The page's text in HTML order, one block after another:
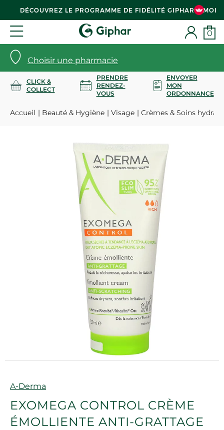
DÉCOUVREZ LE PROGRAMME DE FIDÉLITÉ GIPHAR & MOI
Choisir une pharmacie
0
CLICK &
COLLECT
PRENDRE
RENDEZ-
VOUS
ENVOYER
MON
ORDONNANCE
Accueil Beauté & Hygiène Visage Crèmes & Soins
Marque
A-Derma
EXOMEGA CONTROL CRÈME
ÉMOLLIENTE ANTI-GRATTAGE